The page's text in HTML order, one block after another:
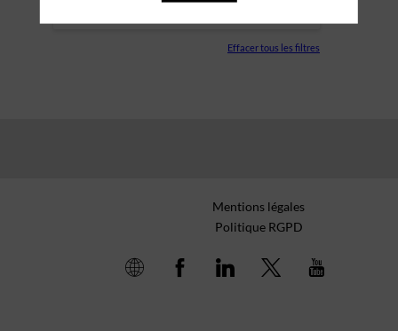
Effacer tous les filtres
Mentions légales
Politique RGPD